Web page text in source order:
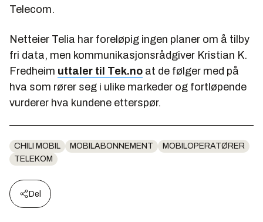
Telecom.
Netteier Telia har foreløpig ingen planer om å tilby
fri data, men kommunikasjonsrådgiver Kristian K.
Fredheim uttaler til Tek.no at de følger med på
hva som rører seg i ulike markeder og fortløpende
vurderer hva kundene etterspør.
CHILI MOBIL MOBILABONNEMENT
MOBILOPERATØRER
TELEKOM
Del